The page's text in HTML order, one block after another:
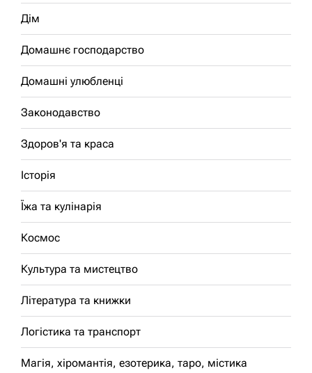
Дім
Домашнє господарство
Домашні улюбленці
Законодавство
Здоров'я та краса
Історія
Їжа та кулінарія
Космос
Культура та мистецтво
Література та книжки
Логістика та транспорт
Магія, хіромантія, езотерика, таро, містика